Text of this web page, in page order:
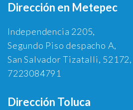
Dirección en Metepec
Independencia 2205,
Segundo Piso despacho A,
San Salvador Tizatalli, 52172,
7223084791
Dirección Toluca